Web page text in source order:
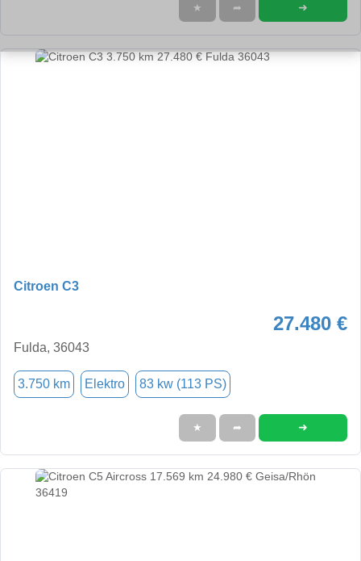
★ ➦ ➜
Citroen C3
27.480 €
Fulda, 36043
3.750 km Elektro 83 kw (113 PS)
★ ➦ ➜